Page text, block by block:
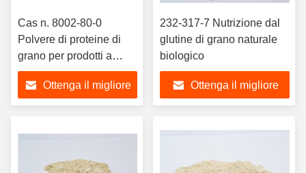
Cas n. 8002-80-0
Polvere di proteine di
grano per prodotti a
base di carne e di pesce
Ottenga il migliore
232-317-7 Nutrizione dal
glutine di grano naturale
biologico
Ottenga il migliore